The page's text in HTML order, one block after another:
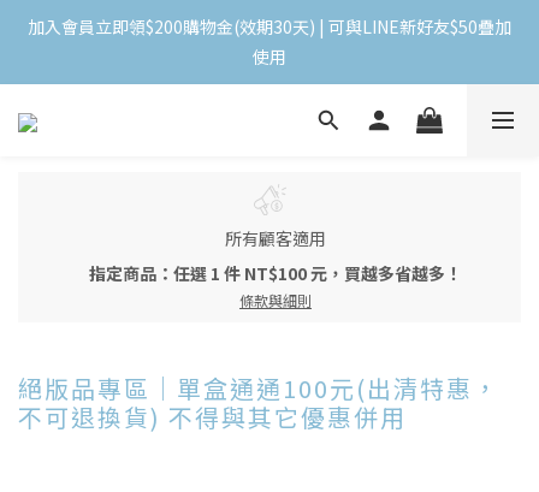
加入會員立即領$200購物金(效期30天) | 可與LINE新好友$50疊加
使用
加入會員立即領$200購物金(效期30天) | 可與LINE新好友$50疊加
使用
＼ 全館滿千贈千點 ／ 回饋無上限，效期60天！
登入領取 < 本月免運券與折價券 >
加入會員立即領$200購物金(效期30天) | 可與LINE新好友$50疊加
使用
所有顧客適用
指定商品：任選 1 件 NT$100 元，買越多省越多！
條款與細則
絕版品專區｜單盒通通100元(出清特惠，
不可退換貨) 不得與其它優惠併用